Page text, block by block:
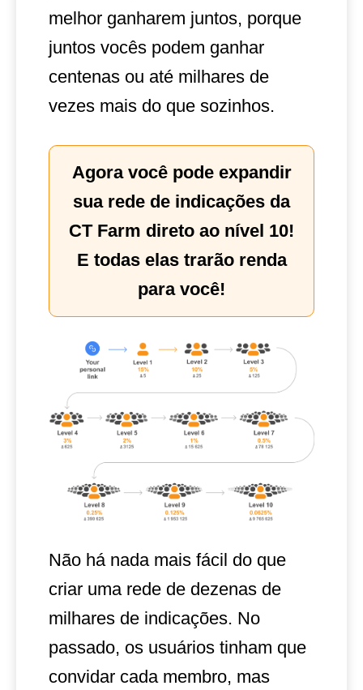
melhor ganharem juntos, porque
juntos vocês podem ganhar
centenas ou até milhares de
vezes mais do que sozinhos.
Agora você pode expandir
sua rede de indicações da
CT Farm direto ao nível 10!
E todas elas trarão renda
para você!
Não há nada mais fácil do que
criar uma rede de dezenas de
milhares de indicações. No
passado, os usuários tinham que
convidar cada membro, mas